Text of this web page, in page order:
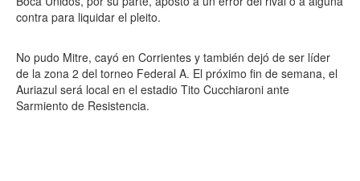
contra para liquidar el pleito.
No pudo Mitre, cayó en Corrientes y también dejó de ser líder
de la zona 2 del torneo Federal A. El próximo fin de semana, el
Auriazul será local en el estadio Tito Cucchiaroni ante
Sarmiento de Resistencia.